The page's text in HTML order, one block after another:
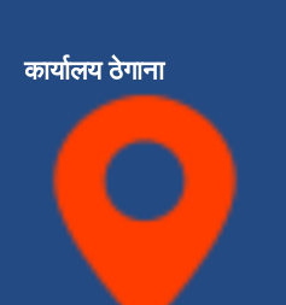
कार्यालय ठेगाना